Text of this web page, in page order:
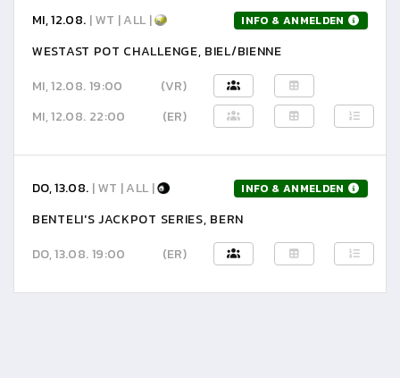
MI, 12.08. | WT | ALL | INFO & ANMELDEN
WESTAST POT CHALLENGE, BIEL/BIENNE
MI, 12.08. 19:00
(VR)
MI, 12.08. 22:00
(ER)
DO, 13.08. | WT | ALL | INFO & ANMELDEN
BENTELI'S JACKPOT SERIES, BERN
DO, 13.08. 19:00
(ER)